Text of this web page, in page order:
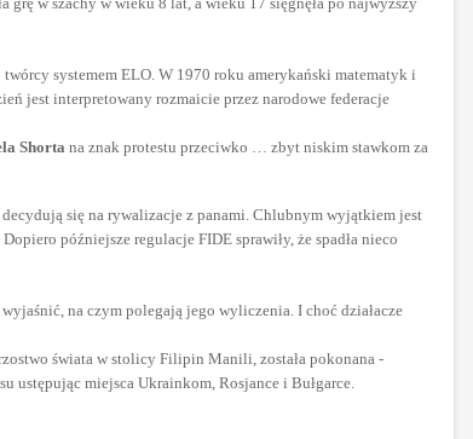
systemem ELO. W 1970 roku amerykański matematyk i
jest interpretowany rozmaicie przez narodowe federacje
Shorta na znak protestu przeciwko … zbyt niskim stawkom za
się na rywalizacje z panami. Chlubnym wyjątkiem jest
późniejsze regulacje FIDE sprawiły, że spadła nieco
na czym polegają jego wyliczenia. I choć działacze
świata w stolicy Filipin Manili, została pokonana -
ustępując miejsca Ukrainkom, Rosjance i Bułgarce.